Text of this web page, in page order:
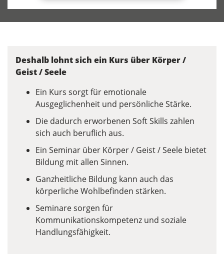
Deshalb lohnt sich ein Kurs über Körper /
Geist / Seele
Ein Kurs sorgt für emotionale
Ausgeglichenheit und persönliche Stärke.
Die dadurch erworbenen Soft Skills zahlen
sich auch beruflich aus.
Ein Seminar über Körper / Geist / Seele bietet
Bildung mit allen Sinnen.
Ganzheitliche Bildung kann auch das
körperliche Wohlbefinden stärken.
Seminare sorgen für
Kommunikationskompetenz und soziale
Handlungsfähigkeit.